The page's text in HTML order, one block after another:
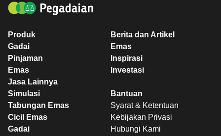
Produk
Gadai
Pinjaman
Emas
Jasa Lainnya
Berita dan Artikel
Emas
Inspirasi
Investasi
Simulasi
Tabungan Emas
Cicil Emas
Gadai
Bantuan
Syarat & Ketentuan
Kebijakan Privasi
Hubungi Kami